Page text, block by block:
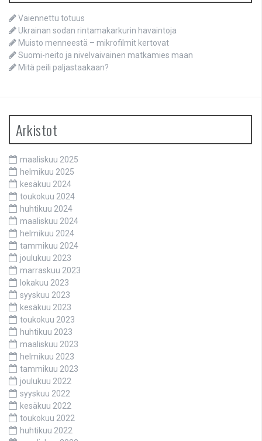
Vaiennettu totuus
Ukrainan sodan rintamakarkurin havaintoja
Muisto menneestä – mikrofilmit kertovat
Suomi-neito ja nivelvaivainen matkamies maan
Mitä peili paljastaakaan?
Arkistot
maaliskuu 2025
helmikuu 2025
kesäkuu 2024
toukokuu 2024
huhtikuu 2024
maaliskuu 2024
helmikuu 2024
tammikuu 2024
joulukuu 2023
marraskuu 2023
lokakuu 2023
syyskuu 2023
kesäkuu 2023
toukokuu 2023
huhtikuu 2023
maaliskuu 2023
helmikuu 2023
tammikuu 2023
joulukuu 2022
syyskuu 2022
kesäkuu 2022
toukokuu 2022
huhtikuu 2022